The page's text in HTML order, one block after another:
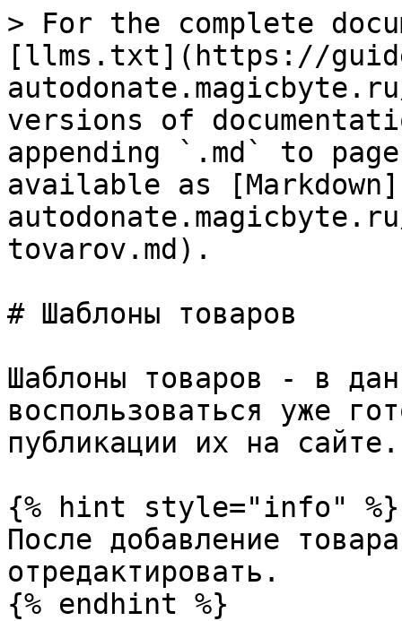
> For the complete
[llms.txt](https://
versions of
appending `.md` to
available as
tovarov.md).
# Шаблоны товаров
Шаблоны товаров - в
воспользоваться уже
публикации их на сайте.
{% hint style="info" %}
После добавление
отредактировать.
{% endhint %}